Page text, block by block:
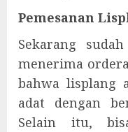
Pemesanan
Sekarang
menerima
bahwa lisplang
adat dengan
Selain itu,